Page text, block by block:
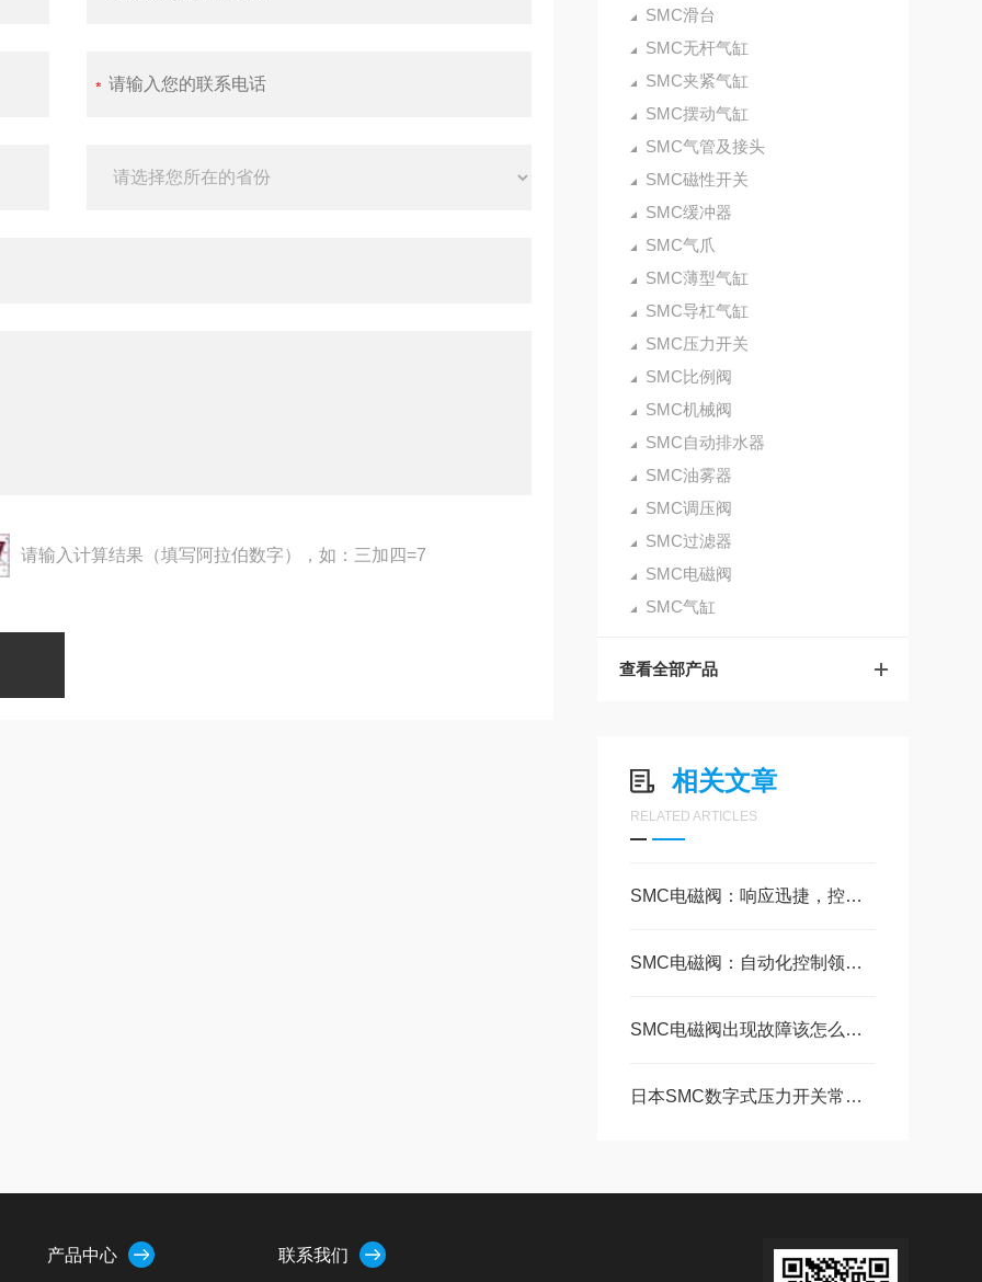
SMC滑台
SMC无杆气缸
SMC夹紧气缸
SMC摆动气缸
SMC气管及接头
SMC磁性开关
SMC缓冲器
SMC气爪
SMC薄型气缸
SMC导杠气缸
SMC压力开关
SMC比例阀
SMC机械阀
SMC自动排水器
SMC油雾器
SMC调压阀
SMC过滤器
SMC电磁阀
SMC气缸
查看全部产品
相关文章
RELATED ARTICLES
SMC电磁阀：响应迅捷，控制精准
SMC电磁阀：自动化控制领域的精确执行者
SMC电磁阀出现故障该怎么解决？
日本SMC数字式压力开关常见问题的排查建议
请输入计算结果（填写阿拉伯数字），如：三加四=7
产品中心 联系我们